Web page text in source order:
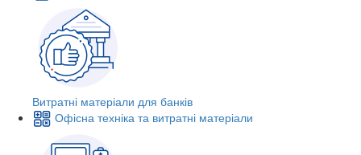
Витратні матеріали для банків
Офісна техніка та витратні матеріали